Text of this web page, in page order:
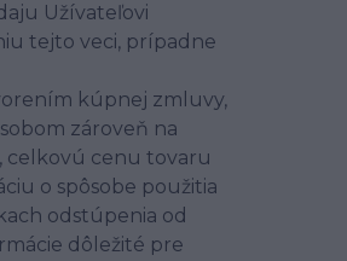
Užívateľovi
tejto veci, prípadne
kúpnej zmluvy,
zároveň na
celkovú cenu tovaru
o spôsobe použitia
odstúpenia od
dôležité pre